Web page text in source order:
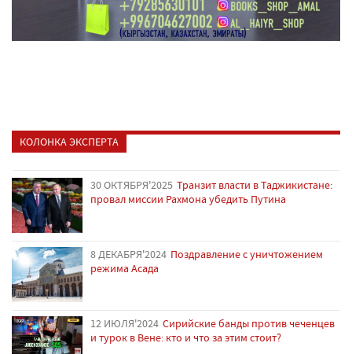
КОЛОНКА ЭКСПЕРТА
30 ОКТЯБРЯ'2025 Транзит власти в Таджикистане:
провал миссии Рахмона убедить Путина
8 ДЕКАБРЯ'2024 Поздравление с уничтожением
режима Асада
12 ИЮЛЯ'2024 Сирийские банды против чеченцев
и турок в Вене: кто и что за этим стоит?